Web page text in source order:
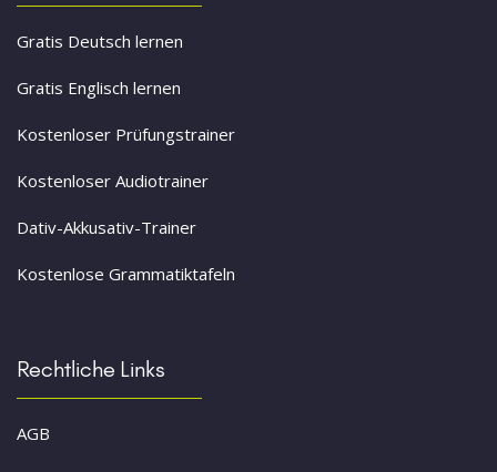
Gratis Deutsch lernen
Gratis Englisch lernen
Kostenloser Prüfungstrainer
Kostenloser Audiotrainer
Dativ-Akkusativ-Trainer
Kostenlose Grammatiktafeln
Rechtliche Links
AGB